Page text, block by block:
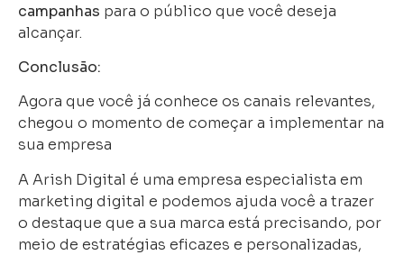
campanhas para o público que você deseja
alcançar.
Conclusão:
Agora que você já conhece os canais relevantes,
chegou o momento de começar a implementar na
sua empresa
A Arish Digital é uma empresa especialista em
marketing digital e podemos ajuda você a trazer
o destaque que a sua marca está precisando, por
meio de estratégias eficazes e personalizadas,